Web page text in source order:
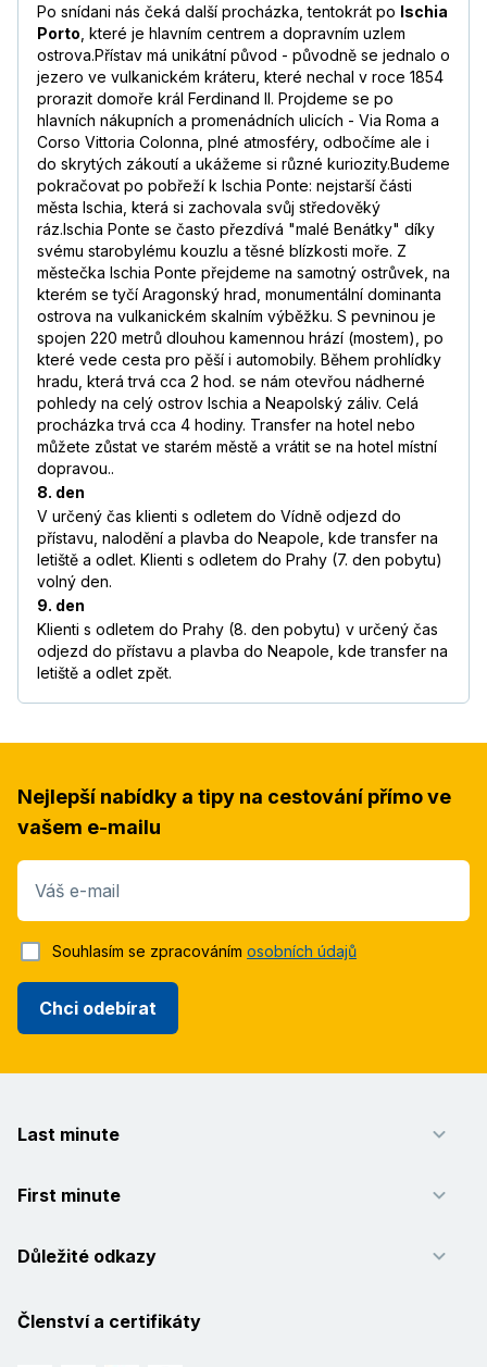
Po snídani nás čeká další procházka, tentokrát po Ischia
Porto , které je hlavním centrem a dopravním uzlem
ostrova.Přístav má unikátní původ - původně se jednalo o
jezero ve vulkanickém kráteru, které nechal v roce 1854
prorazit domoře král Ferdinand II. Projdeme se po
hlavních nákupních a promenádních ulicích - Via Roma a
Corso Vittoria Colonna, plné atmosféry, odbočíme ale i
do skrytých zákoutí a ukážeme si různé kuriozity.Budeme
pokračovat po pobřeží k Ischia Ponte: nejstarší části
města Ischia, která si zachovala svůj středověký
ráz.Ischia Ponte se často přezdívá "malé Benátky" díky
svému starobylému kouzlu a těsné blízkosti moře. Z
městečka Ischia Ponte přejdeme na samotný ostrůvek, na
kterém se tyčí Aragonský hrad, monumentální dominanta
ostrova na vulkanickém skalním výběžku. S pevninou je
spojen 220 metrů dlouhou kamennou hrází (mostem), po
které vede cesta pro pěší i automobily. Během prohlídky
hradu, která trvá cca 2 hod. se nám otevřou nádherné
pohledy na celý ostrov Ischia a Neapolský záliv. Celá
procházka trvá cca 4 hodiny. Transfer na hotel nebo
můžete zůstat ve starém městě a vrátit se na hotel místní
dopravou..
8. den
V určený čas klienti s odletem do Vídně odjezd do
přístavu, nalodění a plavba do Neapole, kde transfer na
letiště a odlet. Klienti s odletem do Prahy (7. den pobytu)
volný den.
9. den
Klienti s odletem do Prahy (8. den pobytu) v určený čas
odjezd do přístavu a plavba do Neapole, kde transfer na
letiště a odlet zpět.
Nejlepší nabídky a tipy na cestování přímo ve
vašem e-mailu
Váš e-mail
Chci odebírat
Souhlasím se zpracováním osobních údajů
Last minute
First minute
Důležité odkazy
Členství a certifikáty